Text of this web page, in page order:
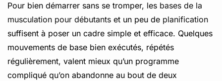
Pour bien démarrer sans se tromper, les bases de la
musculation pour débutants et un peu de planification
suffisent à poser un cadre simple et efficace. Quelques
mouvements de base bien exécutés, répétés
régulièrement, valent mieux qu’un programme
compliqué qu’on abandonne au bout de deux